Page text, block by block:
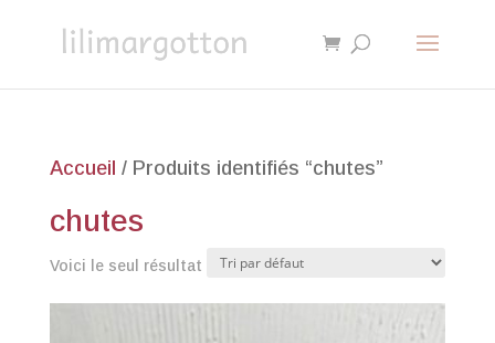
Accueil / Produits identifiés “chutes”
chutes
Voici le seul résultat